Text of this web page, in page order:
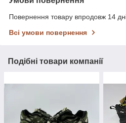
Повернення товару впродовж 14
Всі умови повернення
Подібні товари компанії